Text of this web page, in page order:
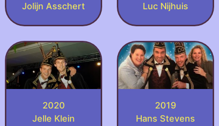
Jolijn Asschert
Luc Nijhuis
2020
Jelle Klein
2019
Hans Stevens